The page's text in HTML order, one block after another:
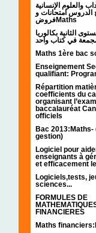
والعلوم الإنسانية
الدروس امتحانات و
فروضMaths
الثانية بكالوريا
في كتاب واحد
Maths 1ère bac
Enseignement
qualifiant:
Répartition
coefficients du
organisant
baccalauréat
officiels
Bac
gestion)
Logiciel pour
enseignants à
et efficacement
Logiciels,tests,
sciences...
FORMULES DE
FINANCIERES
Maths